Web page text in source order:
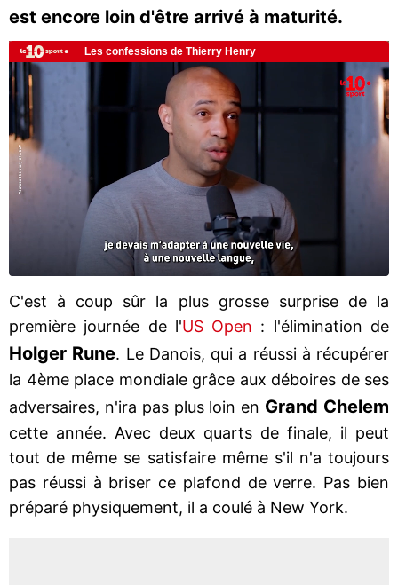
est encore loin d'être arrivé à maturité.
C'est à coup sûr la plus grosse surprise de la
première journée de l'US Open : l'élimination de
Holger Rune. Le Danois, qui a réussi à récupérer
la 4ème place mondiale grâce aux déboires de ses
adversaires, n'ira pas plus loin en Grand Chelem
cette année. Avec deux quarts de finale, il peut
tout de même se satisfaire même s'il n'a toujours
pas réussi à briser ce plafond de verre. Pas bien
préparé physiquement, il a coulé à New York.